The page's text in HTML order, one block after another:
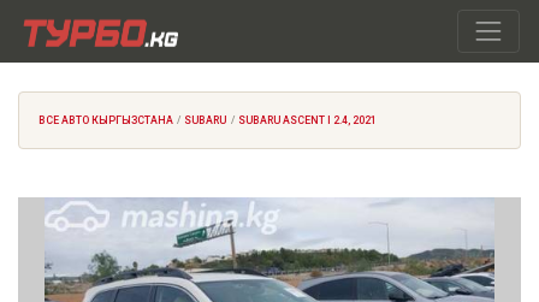
ВСЕ АВТО КЫРГЫЗСТАНА SUBARU SUBARU ASCENT I 2.4, 2021